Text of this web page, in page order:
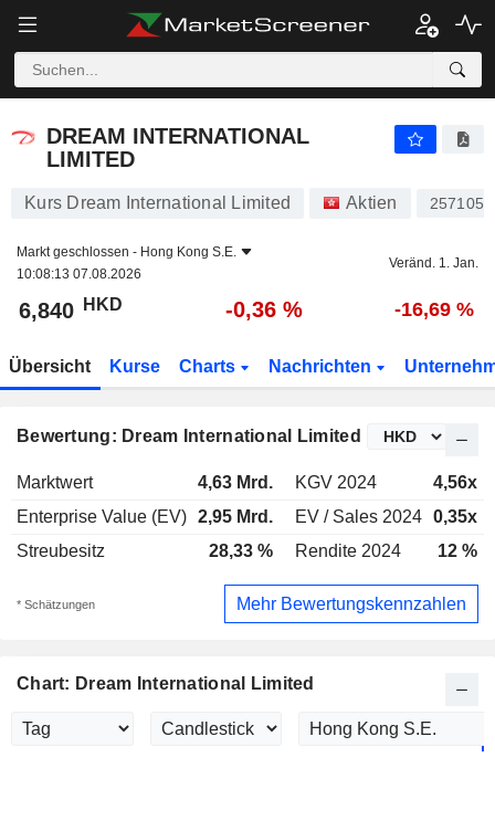
DREAM INTERNATIONAL
LIMITED
Kurs Dream International Limited Aktien 257105
Markt geschlossen - Hong Kong S.E.
10:08:13 07.08.2026
Veränd. 1. Jan.
6,840 HKD -0,36 % -16,69 %
Übersicht Kurse Charts Nachrichten
Bewertung: Dream International Limited
Marktwert 4,63 Mrd. KGV 2024
4,56x
Enterprise Value (EV) 2,95 Mrd. EV / Sales 2024 0,35x
Streubesitz
28,33 % Rendite 2024 12 %
* Schätzungen Mehr Bewertungskennzahlen
Chart: Dream International Limited